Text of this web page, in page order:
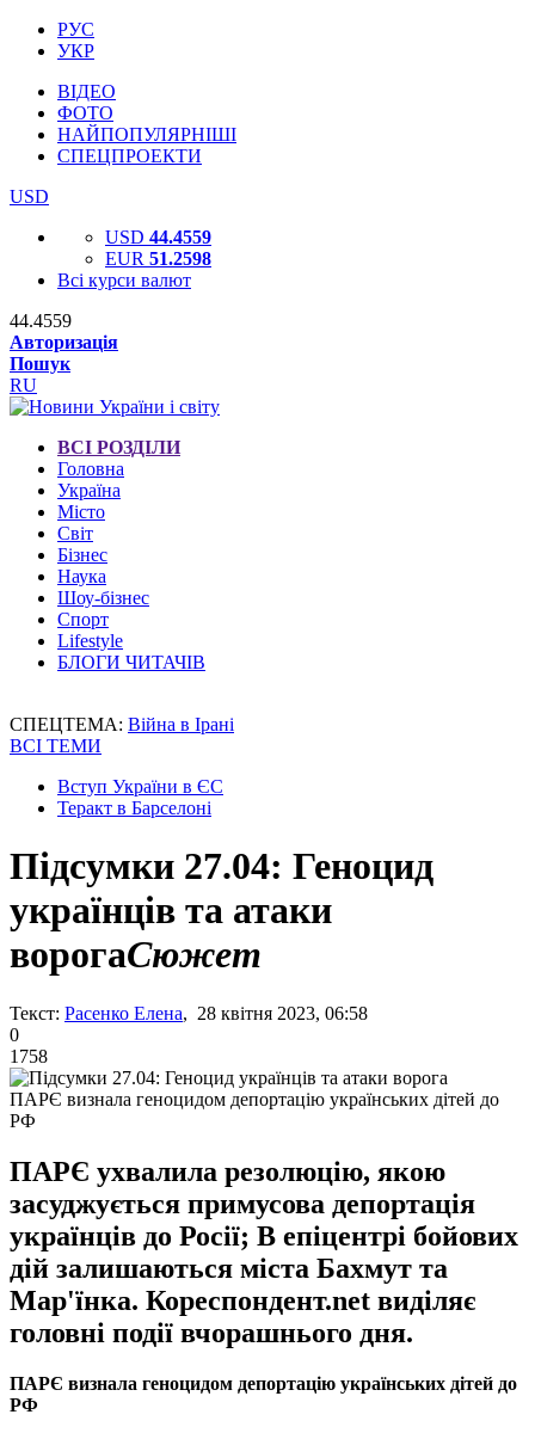
РУС
УКР
ВІДЕО
ФОТО
НАЙПОПУЛЯРНІШІ
СПЕЦПРОЕКТИ
USD
USD 44.4559
EUR 51.2598
Всі курси валют
44.4559
Авторизація
Пошук
RU
ВСІ РОЗДІЛИ
Головна
Україна
Місто
Світ
Бізнес
Наука
Шоу-бізнес
Спорт
Lifestyle
БЛОГИ ЧИТАЧІВ
СПЕЦТЕМА: Війна в Ірані
ВСІ ТЕМИ
Вступ України в ЄС
Теракт в Барселоні
Підсумки 27.04: Геноцид
українців та атаки
ворогаСюжет
Текст: Расенко Елена, 28 квітня 2023, 06:58
0
1758
ПАРЄ визнала геноцидом депортацію українських дітей до
РФ
ПАРЄ ухвалила резолюцію, якою
засуджується примусова депортація
українців до Росії; В епіцентрі бойових
дій залишаються міста Бахмут та
Мар'їнка. Кореспондент.net виділяє
головні події вчорашнього дня.
ПАРЄ визнала геноцидом депортацію українських дітей до
РФ